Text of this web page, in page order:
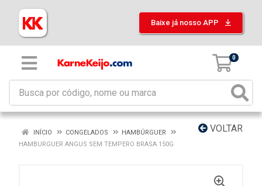
Baixe já nosso APP
0
VOLTAR
INÍCIO CONGELADOS
HAMBÚRGUER
HAMBURGUER ANGUS SEM TEMPERO BRASA 150G